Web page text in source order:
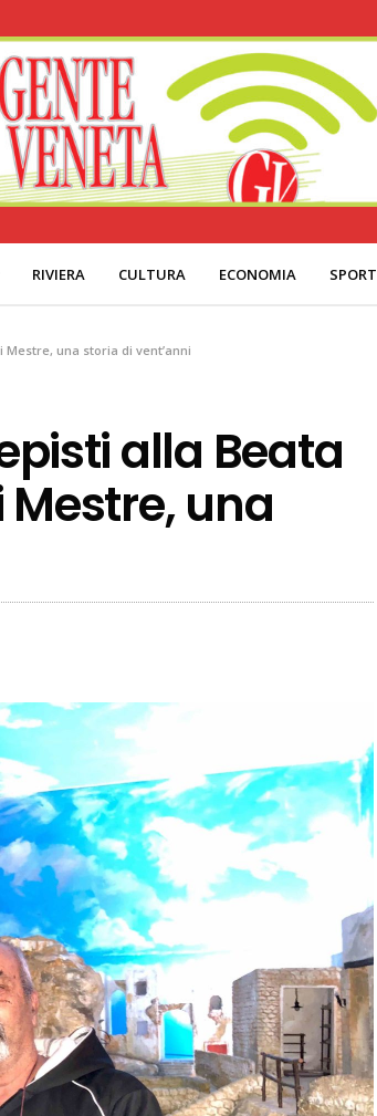
RIVIERA CULTURA ECONOMIA SPORT
una storia di vent’anni
alla Beata
una